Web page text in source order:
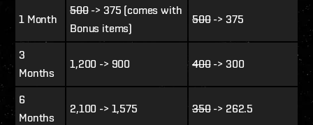
1 Month
500-> 375 (comes with
Bonus items)
500-> 375
3
Months
1,200 -> 900 400-> 300
6
Months
2,100 -> 1,575 350-> 262.5